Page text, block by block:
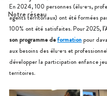
Notre réseau
En 2024, 100 personnes (élu·e·s,
agents territoriaux) ont été formées
100% ont été satisfaites. Pour 2025,
son programme de formation pour
aux besoins des élu·e·s et
développer la participation enfance
territoires.